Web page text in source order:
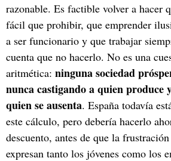
razonable. Es factible volver a hacer
fácil que prohibir, que emprender
a ser funcionario y que trabajar
cuenta que no hacerlo. No es una
aritmética: ninguna sociedad
nunca castigando a quien produce
quien se ausenta. España todavía
este cálculo, pero debería hacerlo
descuento, antes de que la
expresan tanto los jóvenes como los